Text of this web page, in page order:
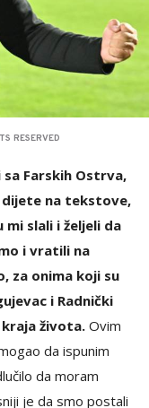
RESERVED
Farskih Ostrva,
na tekstove,
mi slali i željeli da
i vratili na
za onima koji su
i Radnički
života.Ovim
da ispunim
da moram
je da smo postali